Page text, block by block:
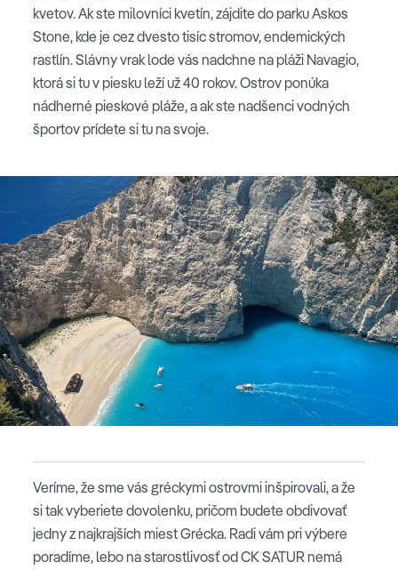
kvetov. Ak ste milovníci kvetín, zájdite do parku Askos
Stone, kde je cez dvesto tisíc stromov, endemických
rastlín. Slávny vrak lode vás nadchne na pláži Navagio,
ktorá si tu v piesku leží už 40 rokov. Ostrov ponúka
nádherné pieskové pláže, a ak ste nadšenci vodných
športov prídete si tu na svoje.
Veríme, že sme vás gréckymi ostrovmi inšpirovali, a že
si tak vyberiete dovolenku, pričom budete obdivovať
jedny z najkrajších miest Grécka. Radi vám pri výbere
poradíme, lebo na starostlivosť od CK SATUR nemá